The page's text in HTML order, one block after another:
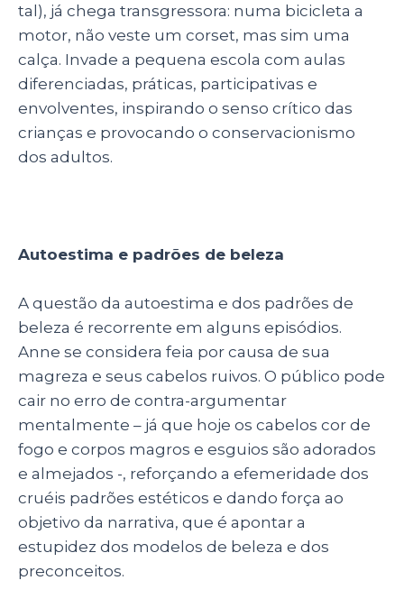
tal), já chega transgressora: numa bicicleta a
motor, não veste um corset, mas sim uma
calça. Invade a pequena escola com aulas
diferenciadas, práticas, participativas e
envolventes, inspirando o senso crítico das
crianças e provocando o conservacionismo
dos adultos.
Autoestima e padrões de beleza
A questão da autoestima e dos padrões de
beleza é recorrente em alguns episódios.
Anne se considera feia por causa de sua
magreza e seus cabelos ruivos. O público pode
cair no erro de contra-argumentar
mentalmente – já que hoje os cabelos cor de
fogo e corpos magros e esguios são adorados
e almejados -, reforçando a efemeridade dos
cruéis padrões estéticos e dando força ao
objetivo da narrativa, que é apontar a
estupidez dos modelos de beleza e dos
preconceitos.